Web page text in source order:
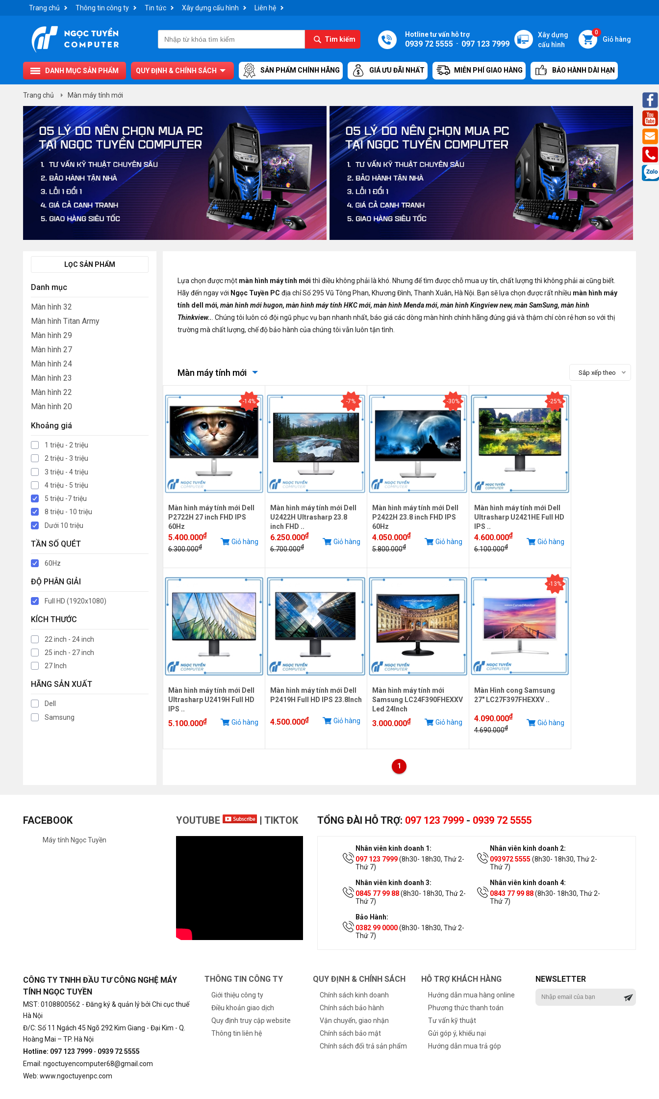
Trang chủ Thông tin công ty Tin tức Xây dựng cấu hình Liên hệ
Tìm kiếm
0
Giỏ hàng
Xây dựng
cấu hình
Hotline tư vấn hỗ trợ
0939 72 5555 - 097 123 7999
DANH MỤC SẢN PHẨM QUY ĐỊNH & CHÍNH SÁCH SẢN PHẨM CHÍNH HÃNG GIÁ ƯU ĐÃI NHẤT MIỄN PHÍ GIAO HÀNG BẢO HÀNH DÀI HẠN
Trang chủ Màn máy tính mới
LỌC SẢN PHẨM
Danh mục
Màn hình 32
Màn hình Titan Army
Màn hình 29
Màn hình 27
Màn hình 24
Màn hình 23
Màn hình 22
Màn hình 20
Khoảng giá
1 triệu - 2 triệu
2 triệu - 3 triệu
3 triệu - 4 triệu
4 triệu - 5 triệu
5 triệu -7 triệu
8 triệu - 10 triệu
Dưới 10 triệu
TẦN SỐ QUÉT
60Hz
ĐỘ PHÂN GIẢI
Full HD (1920x1080)
KÍCH THƯỚC
22 inch - 24 inch
25 inch - 27 inch
27 Inch
HÃNG SẢN XUẤT
Dell
Samsung
Lựa chọn được một màn hình máy tính mới thì điều không phải là khó. Nhưng để tìm được chỗ mua uy tín, chất lượng thì không phải ai cũng biết.
Hãy đến ngay với Ngọc Tuyền PC địa chỉ Số 295 Vũ Tông Phan, Khương Đình, Thanh Xuân, Hà Nội. Bạn sẽ lựa chọn được rất nhiều màn hình máy
tính dell mới, màn hình mới hugon, màn hình máy tính HKC mới, màn hình Menda mới, màn hình Kingview new, màn SamSung, màn hình
Thinkview.. . Chúng tôi luôn có đội ngũ phục vụ bạn nhanh nhất, báo giá các dòng màn hình chính hãng đúng giá và thậm chí còn rẻ hơn so với thị
trường mà chất lượng, chế độ bảo hành của chúng tôi vẫn luôn tận tình.
Màn máy tính mới Sắp xếp theo
-14%
Màn hình máy tính mới Dell
P2722H 27 inch FHD IPS
60Hz
5.400.000₫
6.300.000₫
Giỏ hàng
-7%
Màn hình máy tính mới Dell
U2422H Ultrasharp 23.8
inch FHD ..
6.250.000₫
6.700.000₫
Giỏ hàng
-30%
Màn hình máy tính mới Dell
P2422H 23.8 inch FHD IPS
60Hz
4.050.000₫
5.800.000₫
Giỏ hàng
-25%
Màn hình máy tính mới Dell
Ultrasharp U2421HE Full HD
IPS ..
4.600.000₫
6.100.000₫
Giỏ hàng
Màn hình máy tính mới Dell
Ultrasharp U2419H Full HD
IPS ..
5.100.000₫ Giỏ hàng
Màn hình máy tính mới Dell
P2419H Full HD IPS 23.8Inch
4.500.000₫ Giỏ hàng
Màn hình máy tính mới
Samsung LC24F390FHEXXV
Led 24Inch
3.000.000₫ Giỏ hàng
-13%
Màn Hình cong Samsung
27" LC27F397FHEXXV ..
4.090.000₫
4.690.000₫
Giỏ hàng
1
FACEBOOK
Máy tính Ngọc Tuyền
YOUTUBE | TIKTOK TỔNG ĐÀI HỖ TRỢ: 097 123 7999 - 0939 72 5555
Nhân viên kinh doanh 1:
097 123 7999(8h30- 18h30, Thứ 2-
Thứ 7)
Nhân viên kinh doanh 2:
093972 5555 (8h30- 18h30, Thứ 2-
Thứ 7)
Nhân viên kinh doanh 3:
0845 77 99 88(8h30- 18h30, Thứ 2-
Thứ 7)
Nhân viên kinh doanh 4:
0843 77 99 88(8h30- 18h30, Thứ 2-
Thứ 7)
Bảo Hành:
0382 99 0000(8h30- 18h30, Thứ 2-
Thứ 7)
CÔNG TY TNHH ĐẦU TƯ CÔNG NGHỆ MÁY
TÍNH NGỌC TUYỀN
MST: 0108800562 - Đăng ký & quản lý bởi Chi cục thuế
Hà Nội
Đ/C: Số 11 Ngách 45 Ngõ 292 Kim Giang - Đại Kim - Q.
Hoàng Mai – TP. Hà Nội
Hotline: 097 123 7999 - 0939 72 5555
Email: ngoctuyencomputer68@gmail.com
Web: www.ngoctuyenpc.com
THÔNG TIN CÔNG TY
Giới thiệu công ty
Điều khoản giao dịch
Quy định truy cập website
Thông tin liên hệ
QUY ĐỊNH & CHÍNH SÁCH
Chính sách kinh doanh
Chính sách bảo hành
Vận chuyển, giao nhận
Chính sách bảo mật
Chính sách đổi trả sản phẩm
HỖ TRỢ KHÁCH HÀNG
Hướng dẫn mua hàng online
Phương thức thanh toán
Tư vấn kỹ thuật
Gửi góp ý, khiếu nại
Hướng dẫn mua trả góp
NEWSLETTER